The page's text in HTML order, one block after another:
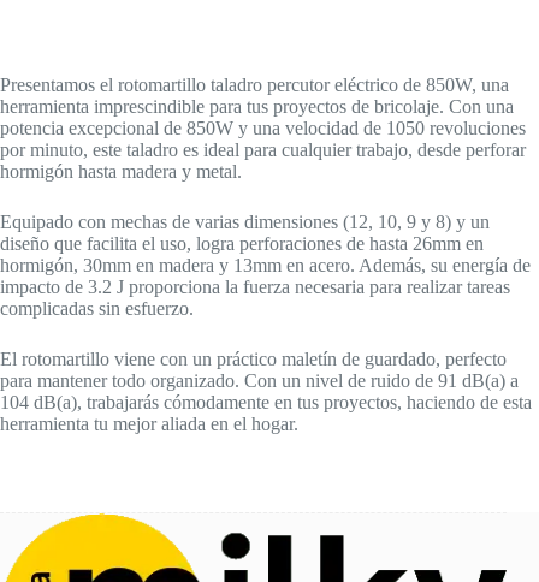
Presentamos el rotomartillo taladro percutor eléctrico de 850W, una
herramienta imprescindible para tus proyectos de bricolaje. Con una
potencia excepcional de 850W y una velocidad de 1050 revoluciones
por minuto, este taladro es ideal para cualquier trabajo, desde perforar
hormigón hasta madera y metal.
Equipado con mechas de varias dimensiones (12, 10, 9 y 8) y un
diseño que facilita el uso, logra perforaciones de hasta 26mm en
hormigón, 30mm en madera y 13mm en acero. Además, su energía de
impacto de 3.2 J proporciona la fuerza necesaria para realizar tareas
complicadas sin esfuerzo.
El rotomartillo viene con un práctico maletín de guardado, perfecto
para mantener todo organizado. Con un nivel de ruido de 91 dB(a) a
104 dB(a), trabajarás cómodamente en tus proyectos, haciendo de esta
herramienta tu mejor aliada en el hogar.